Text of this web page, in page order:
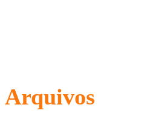
Arquivos